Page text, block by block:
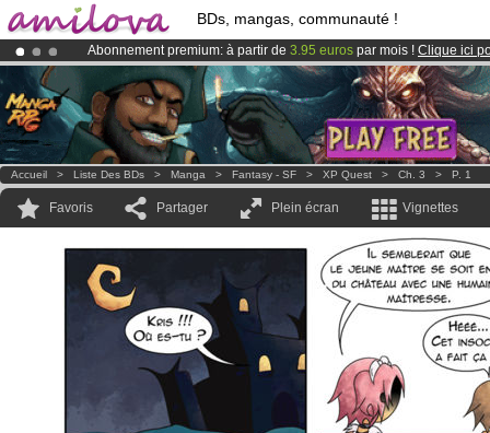
BDs, mangas, communauté !
Abonnement premium: à partir de 3.95 euros par mois ! Clique ici
Déjà 100000membreset 1000BDs & Mangas!
LeKickstarter Amilova est désormais lancé
Accueil > Liste Des BDs > Manga > Fantasy - SF > XP Quest > Ch. 3 > P. 1
Favoris Partager Plein écran Vignettes